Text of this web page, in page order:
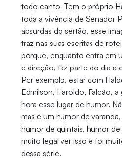
todo canto. Tem o próprio
toda a vivência de Senador
absurdas do sertão, esse
traz nas suas escritas de
porque, enquanto entra em
e direção, faz parte do dia a
Por exemplo, estar com
Edmilson, Haroldo, Falcão,
hora esse lugar de humor.
mas é um humor de
humor de quintais, humor
muito legal ver isso e foi
dessa série.